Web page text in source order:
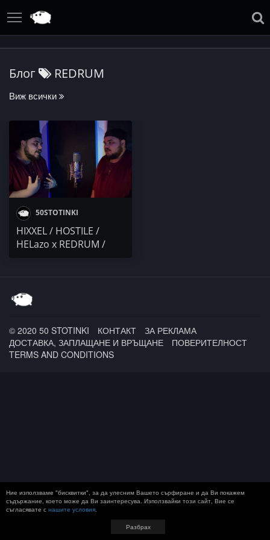
Блог REDRUM
Виж всички
50STOTINKI
HIXXEL / HOSTILE /
HELazo x REDRUM /
© 2020 50 STOTINKI КОНТАКТ
ЗА РЕКЛАМА
ДОСТАВКА, ЗАПЛАЩАНЕ И ВРЪЩАНЕ
ПОВЕРИТЕЛНОСТ
TERMS AND CONDITIONS
Ние използваме "бисквитки", за да улесним Вашето сърфиране и да Ви покажем
съдържание, което може да Ви заинтересува. Използвайки този сайт, Вие се
съгласявате с нашите условия.
Разбрах